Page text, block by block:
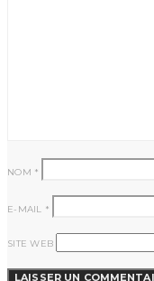
NOM *
E-MAIL *
SITE WEB